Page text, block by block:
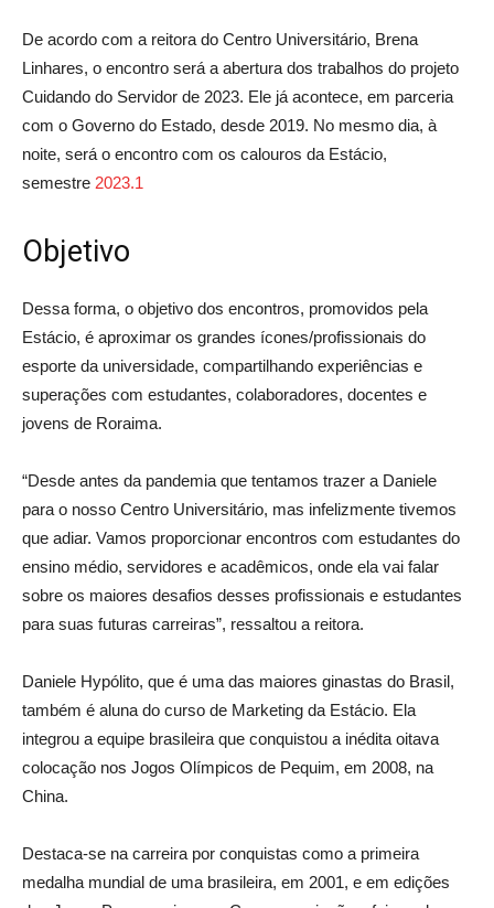
De acordo com a reitora do Centro Universitário, Brena
Linhares, o encontro será a abertura dos trabalhos do projeto
Cuidando do Servidor de 2023. Ele já acontece, em parceria
com o Governo do Estado, desde 2019. No mesmo dia, à
noite, será o encontro com os calouros da Estácio,
semestre 2023.1
Objetivo
Dessa forma, o objetivo dos encontros, promovidos pela
Estácio, é aproximar os grandes ícones/profissionais do
esporte da universidade, compartilhando experiências e
superações com estudantes, colaboradores, docentes e
jovens de Roraima.
“Desde antes da pandemia que tentamos trazer a Daniele
para o nosso Centro Universitário, mas infelizmente tivemos
que adiar. Vamos proporcionar encontros com estudantes do
ensino médio, servidores e acadêmicos, onde ela vai falar
sobre os maiores desafios desses profissionais e estudantes
para suas futuras carreiras”, ressaltou a reitora.
Daniele Hypólito, que é uma das maiores ginastas do Brasil,
também é aluna do curso de Marketing da Estácio. Ela
integrou a equipe brasileira que conquistou a inédita oitava
colocação nos Jogos Olímpicos de Pequim, em 2008, na
China.
Destaca-se na carreira por conquistas como a primeira
medalha mundial de uma brasileira, em 2001, e em edições